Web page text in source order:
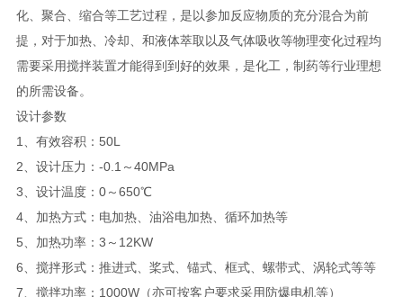
化、聚合、缩合等工艺过程，是以参加反应物质的充分混合为前
提，对于加热、冷却、和液体萃取以及气体吸收等物理变化过程均
需要采用搅拌装置才能得到到好的效果，是化工，制药等行业理想
的所需设备。
设计参数
1、有效容积：50L
2、设计压力：-0.1～40MPa
3、设计温度：0～650℃
4、加热方式：电加热、油浴电加热、循环加热等
5、加热功率：3～12KW
6、搅拌形式：推进式、桨式、锚式、框式、螺带式、涡轮式等等
7、搅拌功率：1000W（亦可按客户要求采用防爆电机等）